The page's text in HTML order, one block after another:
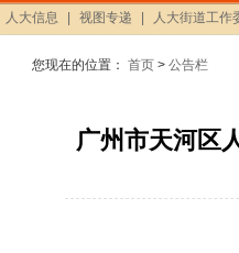
您现在的位置： 首页 > 公告栏
广州市天河区